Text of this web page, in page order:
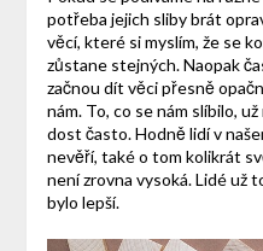
potřeba jejich sliby brát
věcí, které si myslím, že se
zůstane stejných. Naopak
začnou dít věci přesně
nám. To, co se nám slíbilo,
dost často. Hodně lidí v
nevěří, také o tom kolikrát
není zrovna vysoká. Lidé už
bylo lepší.